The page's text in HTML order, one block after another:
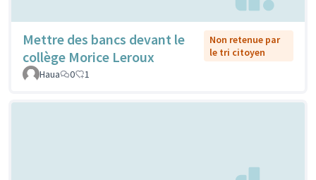
Mettre des bancs devant le
collège Morice Leroux
Non retenue par
le tri citoyen
Haua
0 1